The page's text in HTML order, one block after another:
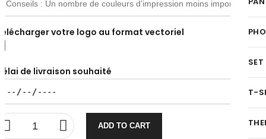
votre logo au format vectoriel
de livraison souhaité
ADD TO CART
T-